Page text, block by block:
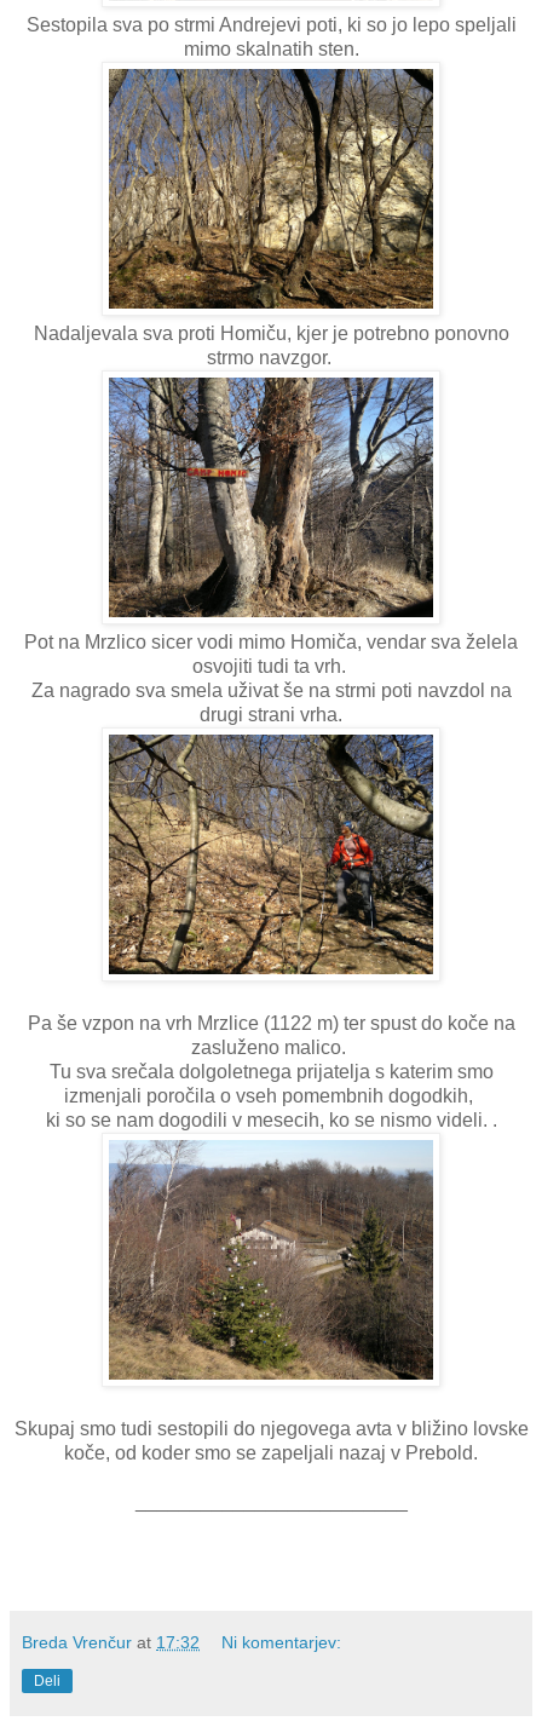
Sestopila sva po strmi Andrejevi poti, ki so jo lepo speljali
mimo skalnatih sten.
Nadaljevala sva proti Homiču, kjer je potrebno ponovno
strmo navzgor.
Pot na Mrzlico sicer vodi mimo Homiča, vendar sva želela
osvojiti tudi ta vrh.
Za nagrado sva smela uživat še na strmi poti navzdol na
drugi strani vrha.
Pa še vzpon na vrh Mrzlice (1122 m) ter spust do koče na
zasluženo malico.
Tu sva srečala dolgoletnega prijatelja s katerim smo
izmenjali poročila o vseh pomembnih dogodkih,
ki so se nam dogodili v mesecih, ko se nismo videli. .
Skupaj smo tudi sestopili do njegovega avta v bližino lovske
koče, od koder smo se zapeljali nazaj v Prebold.
Breda Vrenčur at 17:32 Ni komentarjev:
Deli